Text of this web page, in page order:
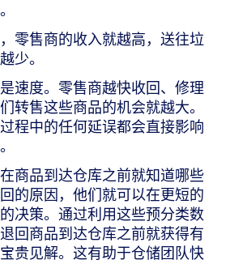
零售商的收入就越高，送往垃
少。
速度。零售商越快收回、修理
转售这些商品的机会就越大。
程中的任何延误都会直接影响
商品到达仓库之前就知道哪些
的原因，他们就可以在更短的
决策。通过利用这些预分类数
回商品到达仓库之前就获得有
贵见解。这有助于仓储团队快